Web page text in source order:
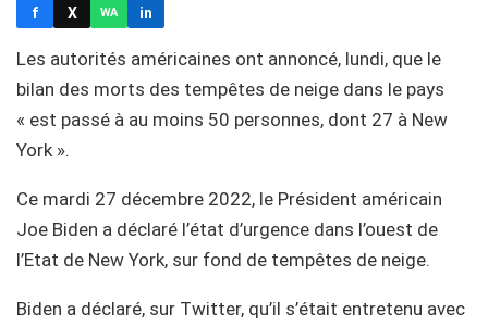
f X WA in
Les autorités américaines ont annoncé, lundi, que le
bilan des morts des tempêtes de neige dans le pays
« est passé à au moins 50 personnes, dont 27 à New
York ».
Ce mardi 27 décembre 2022, le Président américain
Joe Biden a déclaré l’état d’urgence dans l’ouest de
l’Etat de New York, sur fond de tempêtes de neige.
Biden a déclaré, sur Twitter, qu’il s’était entretenu avec